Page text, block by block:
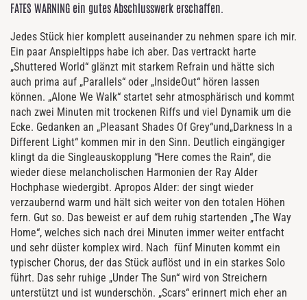
FATES WARNING ein gutes Abschlusswerk erschaffen.
Jedes Stück hier komplett auseinander zu nehmen spare ich mir.
Ein paar Anspieltipps habe ich aber. Das vertrackt harte
„Shuttered World“ glänzt mit starkem Refrain und hätte sich
auch prima auf „Parallels“ oder „InsideOut“ hören lassen
können. „Alone We Walk“ startet sehr atmosphärisch und kommt
nach zwei Minuten mit trockenen Riffs und viel Dynamik um die
Ecke. Gedanken an „Pleasant Shades Of Grey“und„Darkness In a
Different Light“ kommen mir in den Sinn. Deutlich eingängiger
klingt da die Singleauskopplung “Here comes the Rain“, die
wieder diese melancholischen Harmonien der Ray Alder
Hochphase wiedergibt. Apropos Alder: der singt wieder
verzaubernd warm und hält sich weiter von den totalen Höhen
fern. Gut so. Das beweist er auf dem ruhig startenden „The Way
Home“, welches sich nach drei Minuten immer weiter entfacht
und sehr düster komplex wird. Nach fünf Minuten kommt ein
typischer Chorus, der das Stück auflöst und in ein starkes Solo
führt. Das sehr ruhige „Under The Sun“ wird von Streichern
unterstützt und ist wunderschön. „Scars“ erinnert mich eher an